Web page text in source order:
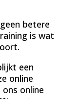
betere
is wat
een
online
online